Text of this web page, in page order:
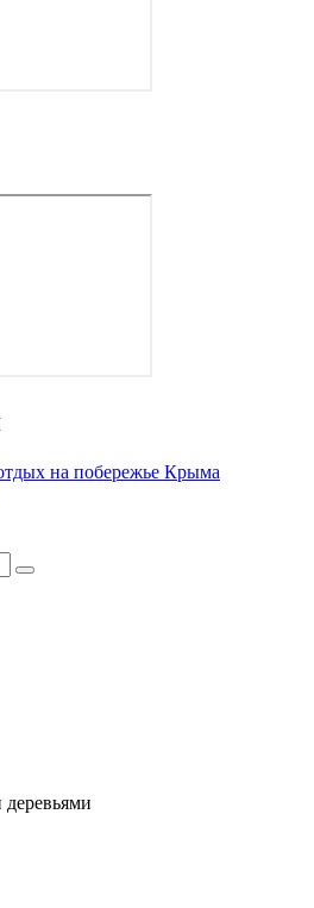
на побережье Крыма